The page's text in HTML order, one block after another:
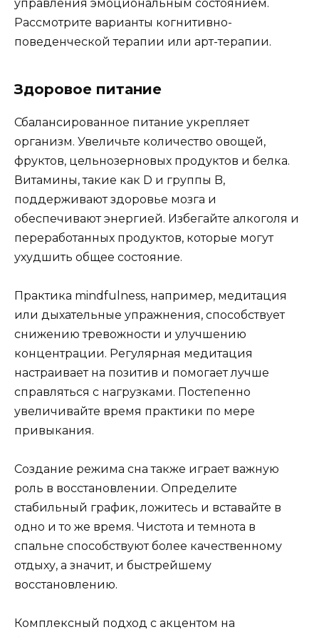
управления эмоциональным состоянием.
Рассмотрите варианты когнитивно-
поведенческой терапии или арт-терапии.
Здоровое питание
Сбалансированное питание укрепляет
организм. Увеличьте количество овощей,
фруктов, цельнозерновых продуктов и белка.
Витамины, такие как D и группы B,
поддерживают здоровье мозга и
обеспечивают энергией. Избегайте алкоголя и
переработанных продуктов, которые могут
ухудшить общее состояние.
Практика mindfulness, например, медитация
или дыхательные упражнения, способствует
снижению тревожности и улучшению
концентрации. Регулярная медитация
настраивает на позитив и помогает лучше
справляться с нагрузками. Постепенно
увеличивайте время практики по мере
привыкания.
Создание режима сна также играет важную
роль в восстановлении. Определите
стабильный график, ложитесь и вставайте в
одно и то же время. Чистота и темнота в
спальне способствуют более качественному
отдыху, а значит, и быстрейшему
восстановлению.
Комплексный подход с акцентом на